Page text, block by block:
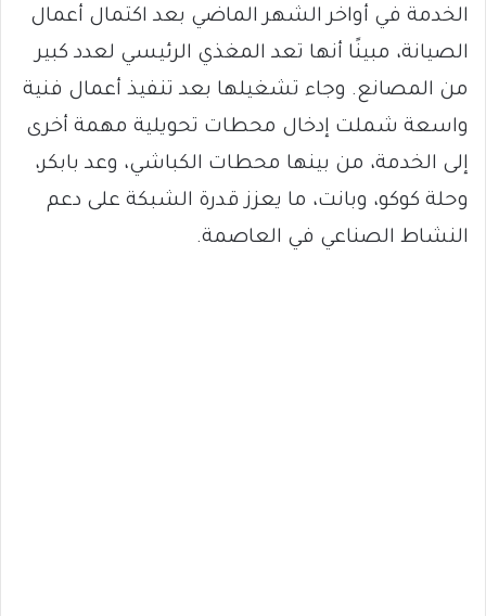
الخدمة في أواخر الشهر الماضي بعد اكتمال أعمال
الصيانة، مبينًا أنها تعد المغذي الرئيسي لعدد كبير
من المصانع. وجاء تشغيلها بعد تنفيذ أعمال فنية
واسعة شملت إدخال محطات تحويلية مهمة أخرى
إلى الخدمة، من بينها محطات الكباشي، وعد بابكر،
وحلة كوكو، وبانت، ما يعزز قدرة الشبكة على دعم
النشاط الصناعي في العاصمة.